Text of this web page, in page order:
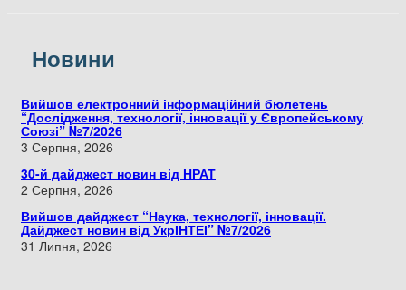
Новини
Вийшов електронний інформаційний бюлетень
“Дослідження, технології, інновації у Європейському
Союзі” №7/2026
3 Серпня, 2026
30-й дайджест новин від НРАТ
2 Серпня, 2026
Вийшов дайджест “Наука, технології, інновації.
Дайджест новин від УкрІНТЕІ” №7/2026
31 Липня, 2026